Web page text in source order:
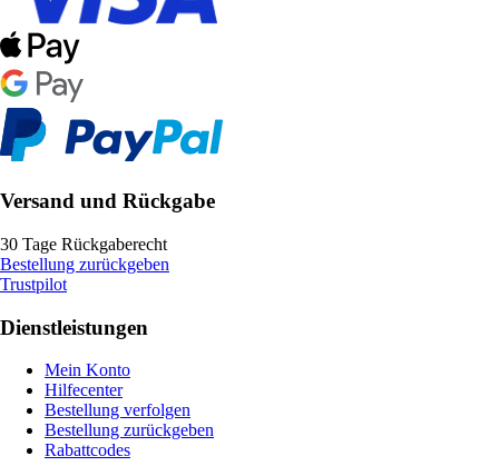
Versand und Rückgabe
30 Tage Rückgaberecht
Bestellung zurückgeben
Trustpilot
Dienstleistungen
Mein Konto
Hilfecenter
Bestellung verfolgen
Bestellung zurückgeben
Rabattcodes